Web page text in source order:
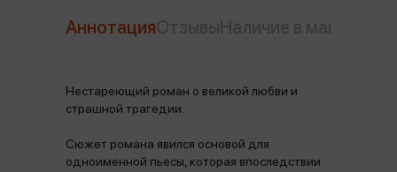
Аннотация
Нестареющий роман о великой любви и
страшной трагедии.
Сюжет романа явился основой для
одноименной пьесы, которая впоследствии